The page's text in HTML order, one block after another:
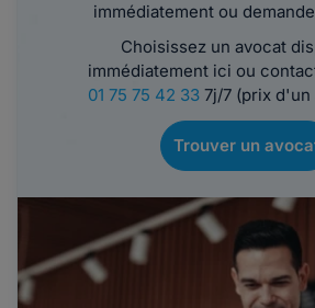
immédiatement ou
Choisissez un avocat
immédiatement ici ou
01 75 75 42 337j/7 (prix d'un
Trouver un